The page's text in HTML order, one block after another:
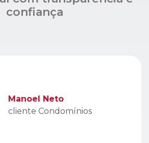
com assessor sempre foi
CIPA, mas o app tem
ainda mais as